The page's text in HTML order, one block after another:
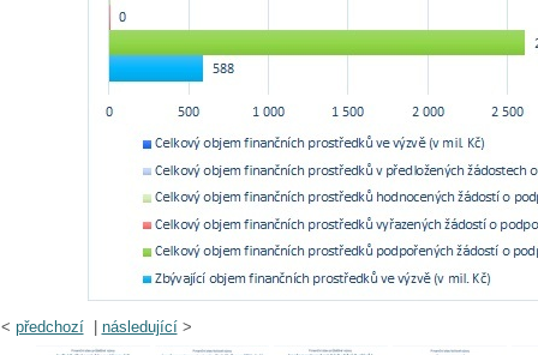
< předchozí| následující>